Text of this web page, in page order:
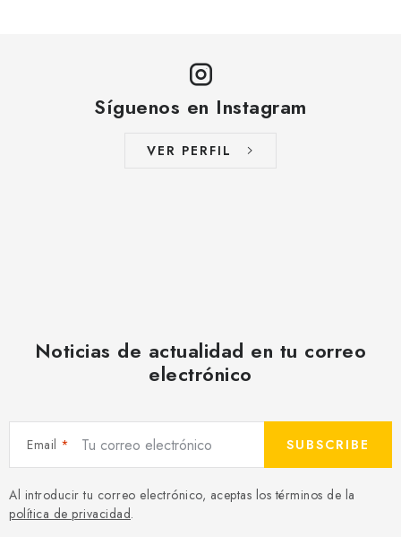
Síguenos en Instagram
VER PERFIL
Noticias de actualidad en tu correo
electrónico
Email
Al introducir tu correo electrónico, aceptas los términos de la
política de privacidad.
SUBSCRIBE